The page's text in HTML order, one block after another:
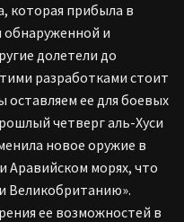
которая прибыла в
обнаруженной и
долетели до
разработками стоит
оставляем ее для боевых
четверг аль-Хуси
новое оружие в
Аравийском морях, что
Великобританию».
ее возможностей в